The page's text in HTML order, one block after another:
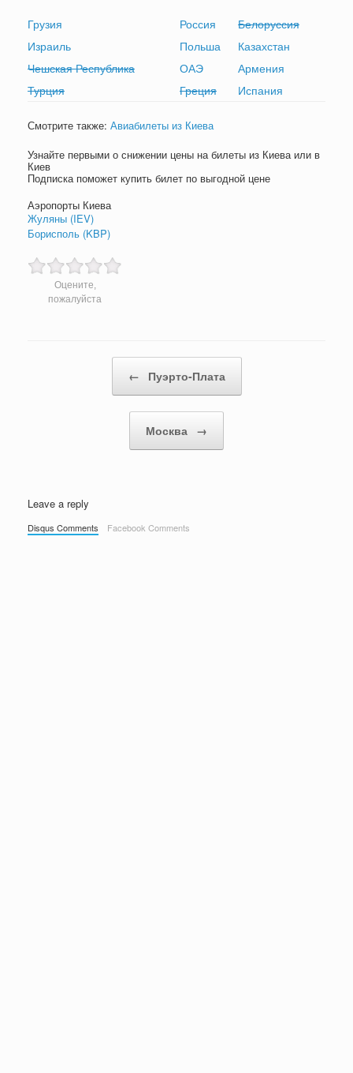
Грузия Россия
Белоруссия
Израиль
Польша
Казахстан
Чешская Республика
ОАЭ
Армения
Турция
Греция Испания
Смотрите также: Авиабилеты из Киева
Узнайте первыми о снижении цены на билеты из Киева или в
Киев
Подписка поможет купить билет по выгодной цене
Аэропорты Киева
Жуляны (IEV)
Борисполь (KBP)
Оцените,
пожалуйста
← Пуэрто-Плата
Москва →
Leave a reply
Disqus Comments Facebook Comments